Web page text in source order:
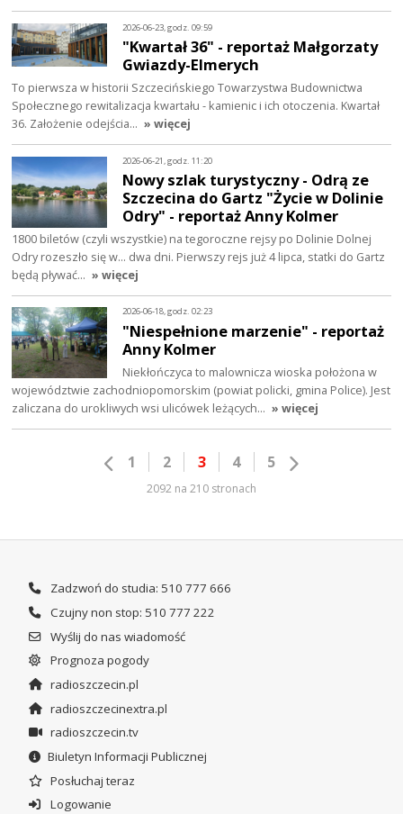
2026-06-23, godz. 09:59
"Kwartał 36" - reportaż Małgorzaty
Gwiazdy-Elmerych
To pierwsza w historii Szczecińskiego Towarzystwa Budownictwa
Społecznego rewitalizacja kwartału - kamienic i ich otoczenia. Kwartał
36. Założenie odejścia… » więcej
2026-06-21, godz. 11:20
Nowy szlak turystyczny - Odrą ze
Szczecina do Gartz "Życie w Dolinie
Odry" - reportaż Anny Kolmer
1800 biletów (czyli wszystkie) na tegoroczne rejsy po Dolinie Dolnej
Odry rozeszło się w... dwa dni. Pierwszy rejs już 4 lipca, statki do Gartz
będą pływać… » więcej
2026-06-18, godz. 02:23
"Niespełnione marzenie" - reportaż
Anny Kolmer
Niekłończyca to malownicza wioska położona w
województwie zachodniopomorskim (powiat policki, gmina Police). Jest
zaliczana do urokliwych wsi ulicówek leżących… » więcej
1 2 3 4 5
2092 na 210 stronach
Zadzwoń do studia: 510 777 666
Czujny non stop: 510 777 222
Wyślij do nas wiadomość
Prognoza pogody
radioszczecin.pl
radioszczecinextra.pl
radioszczecin.tv
Biuletyn Informacji Publicznej
Posłuchaj teraz
Logowanie